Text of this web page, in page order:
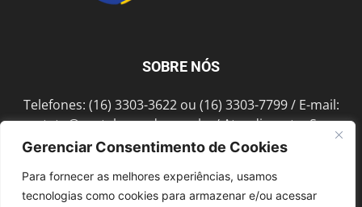
Gerenciar Consentimento de Cookies
Para fornecer as melhores experiências, usamos
tecnologias como cookies para armazenar e/ou acessar
SOBRE NÓS
Telefones: (16) 3303-3622 ou (16) 3303-7799 / E-mail:
contato@portalmorada.com.br/ Atendimento: Seg a
Sex das 8h às 18h / Endereço: Av. Bento de Abreu, 889